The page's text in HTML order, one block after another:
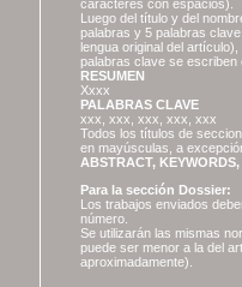
caracteres con espacios).
Luego del título y del
palabras y 5 palabras
lengua original del
palabras clave se escriben
RESUMEN
Xxxx
PALABRAS CLAVE
xxx, xxx, xxx, xxx, xxx
Todos los títulos de
en mayúsculas, a
ABSTRACT,
Para la sección Dossier:
Los trabajos enviados
número.
Se utilizarán las mismas
puede ser menor a la del
aproximadamente).